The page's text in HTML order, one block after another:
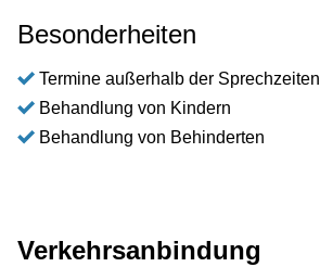
Besonderheiten
Termine außerhalb der Sprechzeiten
Behandlung von Kindern
Behandlung von Behinderten
Verkehrsanbindung